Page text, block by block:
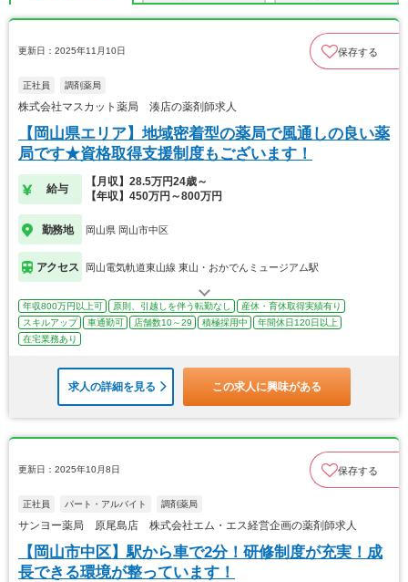
更新日：2025年11月10日 保存する
正社員 調剤薬局
株式会社マスカット薬局 湊店の薬剤師求人
【岡山県エリア】地域密着型の薬局で風通しの良い薬
局です★資格取得支援制度もございます！
給与
【月収】28.5万円24歳～
【年収】450万円～800万円
勤務地 岡山県 岡山市中区
アクセス 岡山電気軌道東山線 東山・おかでんミュージアム駅
年収800万円以上可 原則、引越しを伴う転勤なし
産休・育休取得実績有り
スキルアップ
車通勤可 店舗数10～29 積極採用中
年間休日120日以上
在宅業務あり
求人の詳細を見る この求人に興味がある
更新日：2025年10月8日 保存する
正社員 パート・アルバイト 調剤薬局
サンヨー薬局 原尾島店 株式会社エム・エス経営企画の薬剤師求人
【岡山市中区】駅から車で2分！研修制度が充実！成
長できる環境が整っています！